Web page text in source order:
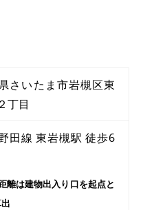
さいたま市岩槻区東
丁目
田線 東岩槻駅 徒歩6
離は建物出入り口を起点と